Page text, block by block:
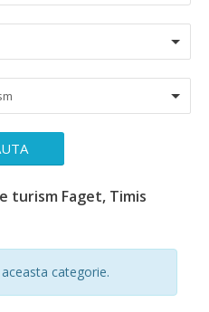
turism Faget, Timis
categorie.